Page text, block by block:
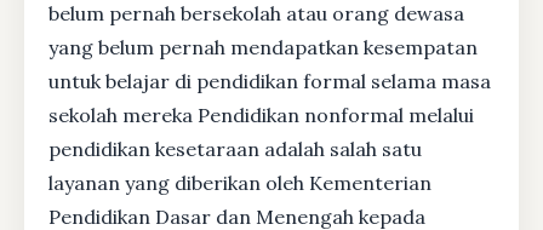
belum pernah bersekolah atau orang dewasa
yang belum pernah mendapatkan kesempatan
untuk belajar di pendidikan formal selama masa
sekolah mereka Pendidikan nonformal melalui
pendidikan kesetaraan adalah salah satu
layanan yang diberikan oleh Kementerian
Pendidikan Dasar dan Menengah kepada